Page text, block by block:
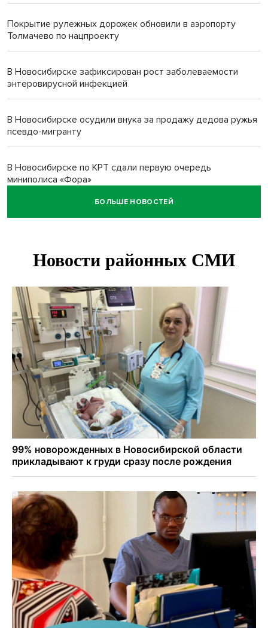
Покрытие рулежных дорожек обновили в аэропорту
Толмачево по нацпроекту
В Новосибирске зафиксирован рост заболеваемости
энтеровирусной инфекцией
В Новосибирске осудили внука за продажу дедова ружья
псевдо-мигранту
В Новосибирске по КРТ сдали первую очередь
миниполиса «Фора»
БОЛЬШЕ НОВОСТЕЙ